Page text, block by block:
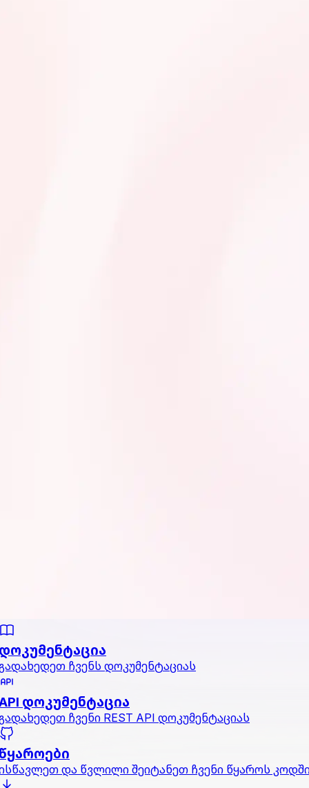
ჩვენს დოკუმენტაციას
დოკუმენტაცია
ჩვენი REST API დოკუმენტაციას
და წვლილი შეიტანეთ ჩვენი წყაროს